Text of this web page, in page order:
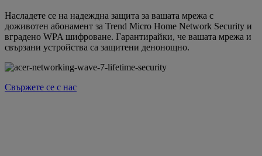
Насладете се на надеждна защита за вашата мрежа с
доживотен абонамент за Trend Micro Home Network Security и
вградено WPA шифроване. Гарантирайки, че вашата мрежа и
свързани устройства са защитени денонощно.
Свържете се с нас